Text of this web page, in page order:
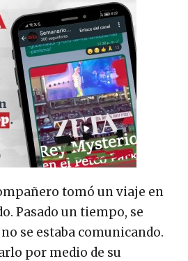
tomó un viaje en
Pasado un tiempo, se
se estaba comunicando.
por medio de su